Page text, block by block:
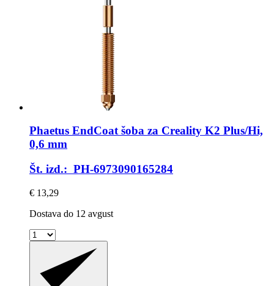
Phaetus EndCoat šoba za Creality K2 Plus/Hi,
0,6 mm
Št. izd.: PH-6973090165284
€ 13,29
Dostava do 12 avgust